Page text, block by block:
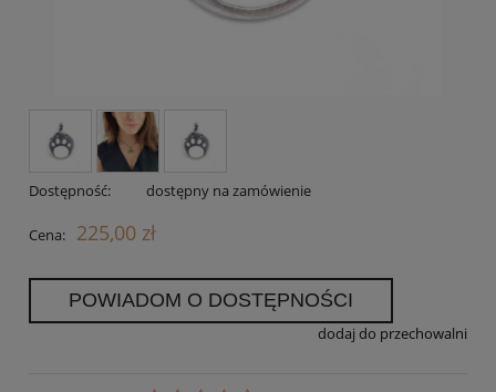
Dostępność: dostępny na zamówienie
Cena: 225,00 zł
POWIADOM O DOSTĘPNOŚCI
dodaj do przechowalni